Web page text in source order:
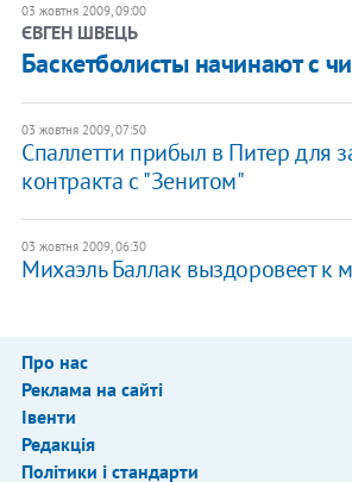
03 жовтня 2009, 09:00
ЄВГЕН ШВЕЦЬ
Баскетболисты начинают с
03 жовтня 2009, 07:50
Спаллетти прибыл в Питер для
контракта с "Зенитом"
03 жовтня 2009, 06:30
Михаэль Баллак выздоровеет к
Про нас
Реклама на сайті
Івенти
Редакція
Політики і стандарти